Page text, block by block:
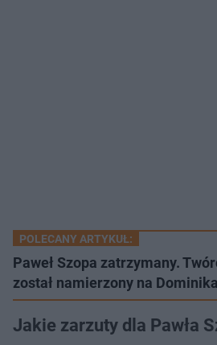
POLECANY ARTYKUŁ:
Paweł Szopa zatrzymany.
został namierzony na
Jakie zarzuty dla Pawła